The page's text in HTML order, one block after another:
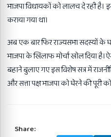
भाजपा विधायकों को लालच दे रही है।
कराया गया था।
अब एक बार फिर राज्यसभा सदस्यों के
भाजपा के खिलाफ मोर्चा खोल दिया
बहाने बुलाए गए इस विशेष सत्र में
और सत्ता पक्ष भाजपा को घेरने की पूरी
Share: